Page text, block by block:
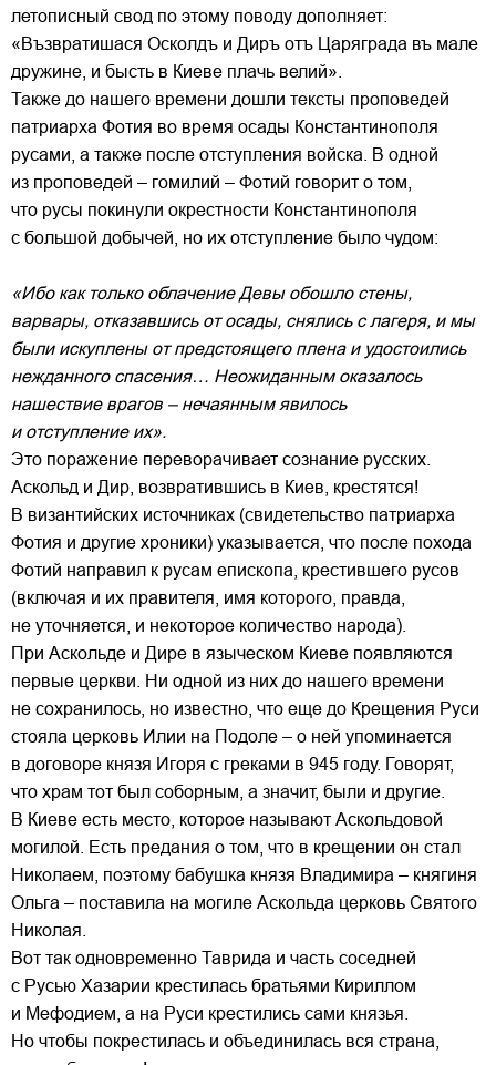
летописный свод по этому поводу дополняет:
«Възвратишася Осколдъ и Диръ отъ Царяграда въ мале
дружине, и бысть в Киеве плачь велий».
Также до нашего времени дошли тексты проповедей
патриарха Фотия во время осады Константинополя
русами, а также после отступления войска. В одной
из проповедей – гомилий – Фотий говорит о том,
что русы покинули окрестности Константинополя
с большой добычей, но их отступление было чудом:
«Ибо как только облачение Девы обошло стены,
варвары, отказавшись от осады, снялись с лагеря, и мы
были искуплены от предстоящего плена и удостоились
нежданного спасения… Неожиданным оказалось
нашествие врагов – нечаянным явилось
и отступление их».
Это поражение переворачивает сознание русских.
Аскольд и Дир, возвратившись в Киев, крестятся!
В византийских источниках (свидетельство патриарха
Фотия и другие хроники) указывается, что после похода
Фотий направил к русам епископа, крестившего русов
(включая и их правителя, имя которого, правда,
не уточняется, и некоторое количество народа).
При Аскольде и Дире в языческом Киеве появляются
первые церкви. Ни одной из них до нашего времени
не сохранилось, но известно, что еще до Крещения Руси
стояла церковь Илии на Подоле – о ней упоминается
в договоре князя Игоря с греками в 945 году. Говорят,
что храм тот был соборным, а значит, были и другие.
В Киеве есть место, которое называют Аскольдовой
могилой. Есть предания о том, что в крещении он стал
Николаем, поэтому бабушка князя Владимира – княгиня
Ольга – поставила на могиле Аскольда церковь Святого
Николая.
Вот так одновременно Таврида и часть соседней
с Русью Хазарии крестилась братьями Кириллом
и Мефодием, а на Руси крестились сами князья.
Но чтобы покрестилась и объединилась вся страна,